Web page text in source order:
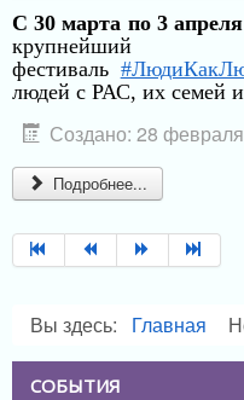
С 30 марта по 3 апреля
фестиваль
людей с РАС, их семей
Создано: 28
Подробнее...
Вы здесь: Главная
СОБЫТИЯ